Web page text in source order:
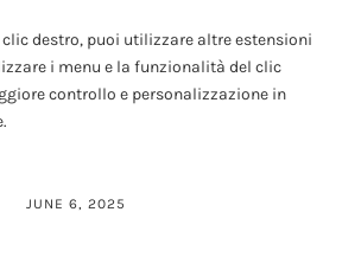
destro, puoi utilizzare altre estensioni
i menu e la funzionalità del clic
controllo e personalizzazione in
JUNE 6, 2025